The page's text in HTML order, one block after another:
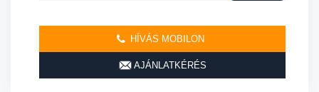
HÍVÁS MOBILON
AJÁNLATKÉRÉS